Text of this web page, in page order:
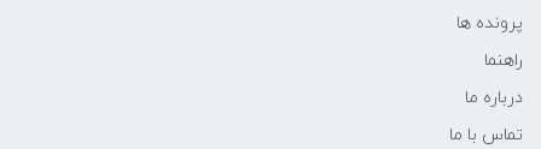
پرونده ها
راهنما
درباره ما
تماس با ما